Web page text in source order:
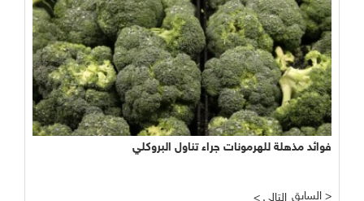
فوائد مذهلة للهرمونات جراء تناول البروكلي
< التالي السابق >